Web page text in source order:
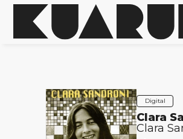
Digital
Clara
Clara